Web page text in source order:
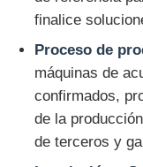
finalice
Proceso de
máquinas de
confirmados,
de la
de terceros y